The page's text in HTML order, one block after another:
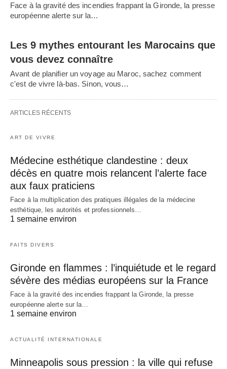
Face à la gravité des incendies frappant la Gironde, la presse
européenne alerte sur la…
Les 9 mythes entourant les Marocains que
vous devez connaître
Avant de planifier un voyage au Maroc, sachez comment
c'est de vivre là-bas. Sinon, vous…
ARTICLES RÉCENTS
ART DE VIVRE
Médecine esthétique clandestine : deux
décès en quatre mois relancent l’alerte face
aux faux praticiens
Face à la multiplication des pratiques illégales de la médecine
esthétique, les autorités et professionnels…
1 semaine environ
FAITS DIVERS
Gironde en flammes : l’inquiétude et le regard
sévère des médias européens sur la France
Face à la gravité des incendies frappant la Gironde, la presse
européenne alerte sur la…
1 semaine environ
ACTUALITÉ INTERNATIONALE
Minneapolis sous pression : la ville qui refuse